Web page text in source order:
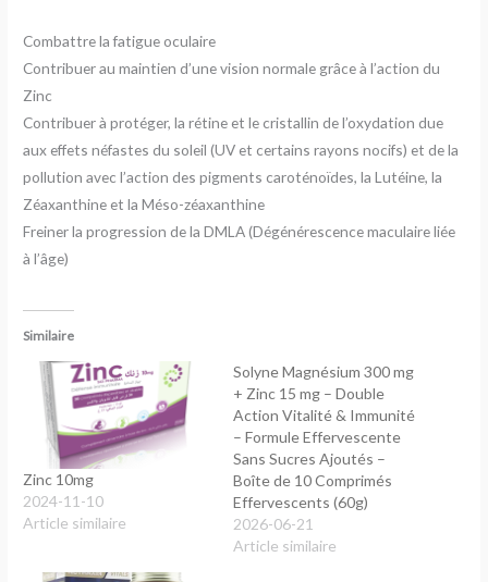
Combattre la fatigue oculaire
Contribuer au maintien d’une vision normale grâce à l’action du
Zinc
Contribuer à protéger, la rétine et le cristallin de l’oxydation due
aux effets néfastes du soleil (UV et certains rayons nocifs) et de la
pollution avec l’action des pigments caroténoïdes, la Lutéine, la
Zéaxanthine et la Méso-zéaxanthine
Freiner la progression de la DMLA (Dégénérescence maculaire liée
à l’âge)
Similaire
Zinc 10mg
2024-11-10
Article similaire
Solyne Magnésium 300 mg
+ Zinc 15 mg – Double
Action Vitalité & Immunité
– Formule Effervescente
Sans Sucres Ajoutés –
Boîte de 10 Comprimés
Effervescents (60g)
2026-06-21
Article similaire